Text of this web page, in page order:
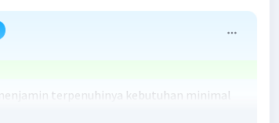
terpenuhinya kebutuhan minimal